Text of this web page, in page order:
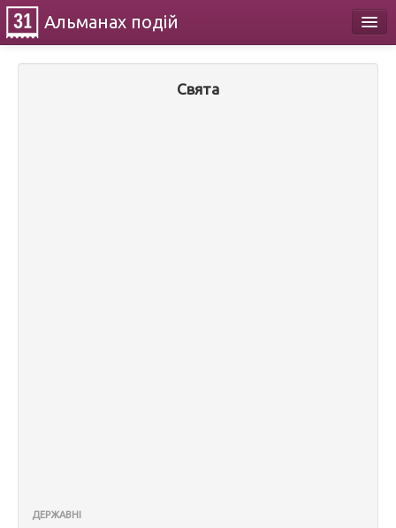
Альманах подій
Свята
ДЕРЖАВНІ